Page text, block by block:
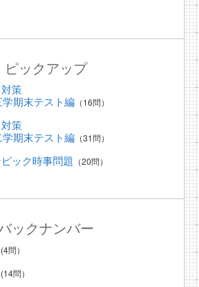
ピックアップ
策
期末テスト編（16問）
策
期末テスト編（31問）
ック時事問題 （20問）
ックナンバー
(4問）
(14問）